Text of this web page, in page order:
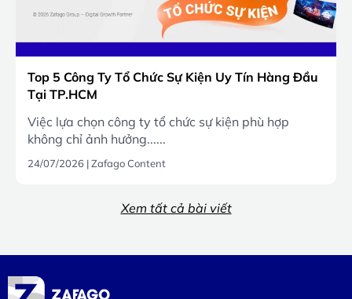
Top 5 Công Ty Tổ Chức Sự Kiện Uy Tín Hàng Đầu
Tại TP.HCM
Việc lựa chọn công ty tổ chức sự kiện phù hợp
không chỉ ảnh hưởng......
24/07/2026 |Zafago Content
Xem tất cả bài viết